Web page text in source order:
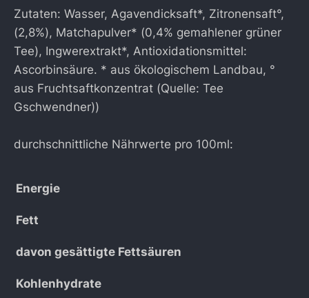
Zutaten: Wasser, Agavendicksaft*, Zitronensaft°,
(2,8%), Matchapulver* (0,4% gemahlener grüner
Tee), Ingwerextrakt*, Antioxidationsmittel:
Ascorbinsäure. * aus ökologischem Landbau, °
aus Fruchtsaftkonzentrat (Quelle: Tee
Gschwendner))
durchschnittliche Nährwerte pro 100ml:
Energie
Fett
davon gesättigte Fettsäuren
Kohlenhydrate